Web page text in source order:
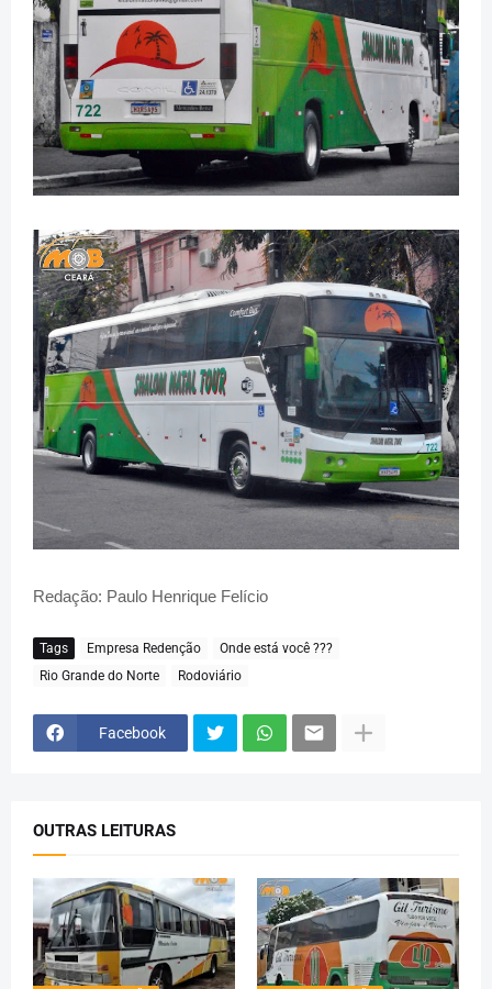
Redação: Paulo Henrique Felício
Tags Empresa Redenção
Onde está você ???
Rio Grande do Norte
Rodoviário
Facebook
OUTRAS LEITURAS